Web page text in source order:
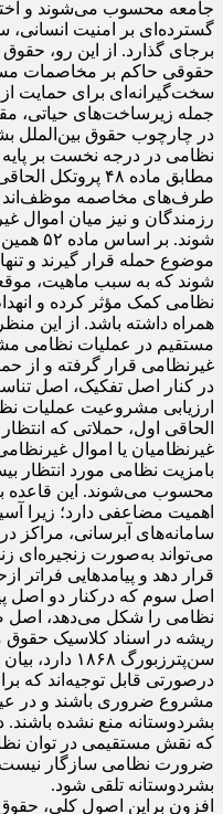
این زیرساخت‌ها ستون
جامعه محسوب می‌شوند و
گسترده‌ای بر امنیت
برجای گذارد. از این رو، حقوق
حقوقی حاکم بر مخاصمات
سخت‌گیرانه‌ای برای حمایت از
جمله زیرساخت‌های حیاتی،
در چارچوب حقوق بین‌الملل
نظامی در درجه نخست بر
طرف‌های مخاصمه موظف‌اند
رزمندگان و نیز میان اموال
شوند. بر
موضوع حمله قرار گیرند و
شوند که به سبب ماهیت،
نظامی کمک مؤثر کرده و
همراه داشته باشد. از این
مستقیم در عملیات نظامی
غیرنظامی قرار گرفته و از
در کنار اصل تفکیک، اصل
الحاقی اول، حملاتی که
غیرنظامیان یا اموال
بامزیت نظامی مورد انتظار
محسوب می‌شوند. این قاعده
اهمیت مضاعفی دارد؛ زیرا
سامانه‌های آبرسانی، مراکز
می‌تواند به‌صورت زنجیره‌ای
قرار دهد و پیامدهایی فراتر
اصل سوم که درکنار دو اصل
نظامی را شکل می‌دهد،
ریشه در اسناد کلاسیک حقوق
سن‌پترزبورگ
درصورتی قابل توجیه‌اند که
مشروع ضروری باشند و در
بشردوستانه منع نشده باشند.
که نقش مستقیمی در توان
ضرورت نظامی سازگار نیست
بشردوستانه تلقی شود.